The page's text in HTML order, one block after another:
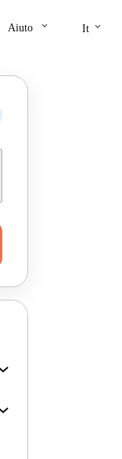
Aiuto keyboard_arrow_down It keyboard_arrow_down